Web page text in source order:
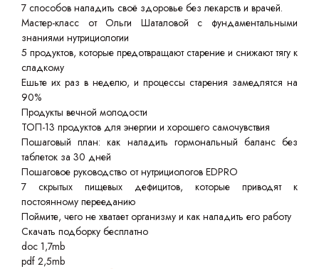
7 способов наладить своё здоровье без лекарств и врачей.
Мастер-класс от Ольги Шаталовой с фундаментальными
знаниями нутрициологии
5 продуктов, которые предотвращают старение и снижают тягу к
сладкому
Ешьте их раз в неделю, и процессы старения замедлятся на
90%
Продукты вечной молодости
ТОП-13 продуктов для энергии и хорошего самочувствия
Пошаговый план: как наладить гормональный баланс без
таблеток за 30 дней
Пошаговое руководство от нутрициологов EDPRO
7 скрытых пищевых дефицитов, которые приводят к
постоянному перееданию
Поймите, чего не хватает организму и как наладить его работу
Скачать подборку бесплатно
doc 1,7mb
pdf 2,5mb